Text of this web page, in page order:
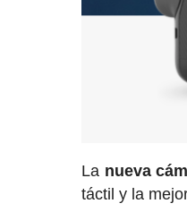
La nueva
táctil y la